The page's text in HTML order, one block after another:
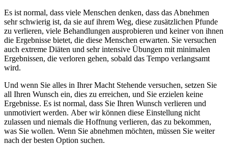
Es ist normal, dass viele Menschen denken, dass das Abnehmen
sehr schwierig ist, da sie auf ihrem Weg, diese zusätzlichen Pfunde
zu verlieren, viele Behandlungen ausprobieren und keiner von ihnen
die Ergebnisse bietet, die diese Menschen erwarten. Sie versuchen
auch extreme Diäten und sehr intensive Übungen mit minimalen
Ergebnissen, die verloren gehen, sobald das Tempo verlangsamt
wird.
Und wenn Sie alles in Ihrer Macht Stehende versuchen, setzen Sie
all Ihren Wunsch ein, dies zu erreichen, und Sie erzielen keine
Ergebnisse. Es ist normal, dass Sie Ihren Wunsch verlieren und
unmotiviert werden. Aber wir können diese Einstellung nicht
zulassen und niemals die Hoffnung verlieren, das zu bekommen,
was Sie wollen. Wenn Sie abnehmen möchten, müssen Sie weiter
nach der besten Option suchen.